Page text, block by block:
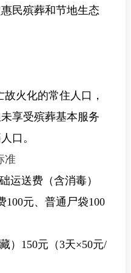
惠民殡葬和节地生态
故火化的常住人口，
享受殡葬基本服务
口。
准
运送费（含消毒）
100元、普通尸袋100
） 150元（3天×50元/